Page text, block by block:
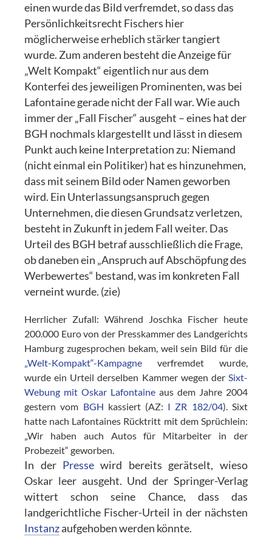
einen wurde das Bild verfremdet, so dass das
Persönlichkeitsrecht Fischers hier
möglicherweise erheblich stärker tangiert
wurde. Zum anderen besteht die Anzeige für
„Welt Kompakt“ eigentlich nur aus dem
Konterfei des jeweiligen Prominenten, was bei
Lafontaine gerade nicht der Fall war. Wie auch
immer der „Fall Fischer“ ausgeht – eines hat der
BGH nochmals klargestellt und lässt in diesem
Punkt auch keine Interpretation zu: Niemand
(nicht einmal ein Politiker) hat es hinzunehmen,
dass mit seinem Bild oder Namen geworben
wird. Ein Unterlassungsanspruch gegen
Unternehmen, die diesen Grundsatz verletzen,
besteht in Zukunft in jedem Fall weiter. Das
Urteil des BGH betraf ausschließlich die Frage,
ob daneben ein „Anspruch auf Abschöpfung des
Werbewertes“ bestand, was im konkreten Fall
verneint wurde. (zie)
Herrlicher Zufall: Während Joschka Fischer heute
200.000 Euro von der Presskammer des Landgerichts
Hamburg zugesprochen bekam, weil sein Bild für die
„Welt-Kompakt“-Kampagne verfremdet wurde,
wurde ein Urteil derselben Kammer wegen der Sixt-
Webung mit Oskar Lafontaine aus dem Jahre 2004
gestern vom BGH kassiert (AZ: I ZR 182/04). Sixt
hatte nach Lafontaines Rücktritt mit dem Sprüchlein:
„Wir haben auch Autos für Mitarbeiter in der
Probezeit“ geworben.
In der Presse wird bereits gerätselt, wieso
Oskar leer ausgeht. Und der Springer-Verlag
wittert schon seine Chance, dass das
landgerichtliche Fischer-Urteil in der nächsten
Instanzaufgehoben werden könnte.